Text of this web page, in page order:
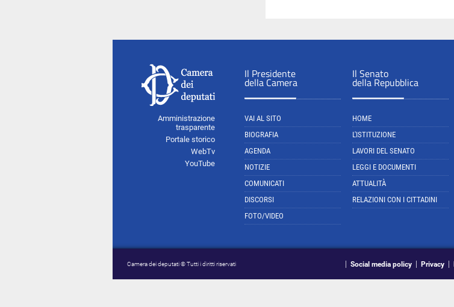
Amministrazione
trasparente
Portale storico
WebTv
YouTube
Il Presidente
della Camera
VAI AL SITO
BIOGRAFIA
AGENDA
NOTIZIE
COMUNICATI
DISCORSI
FOTO/VIDEO
Il Senato
della Repubblica
HOME
L'ISTITUZIONE
LAVORI DEL SENATO
LEGGI E DOCUMENTI
ATTUALITÀ
RELAZIONI CON I CITTADINI
Camera dei deputati © Tutti i diritti riservati Social media policy Privacy